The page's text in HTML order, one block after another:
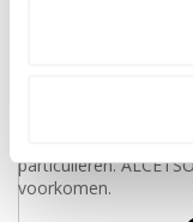
vreedzame manier
beste kunt
particulieren.
voorkomen.